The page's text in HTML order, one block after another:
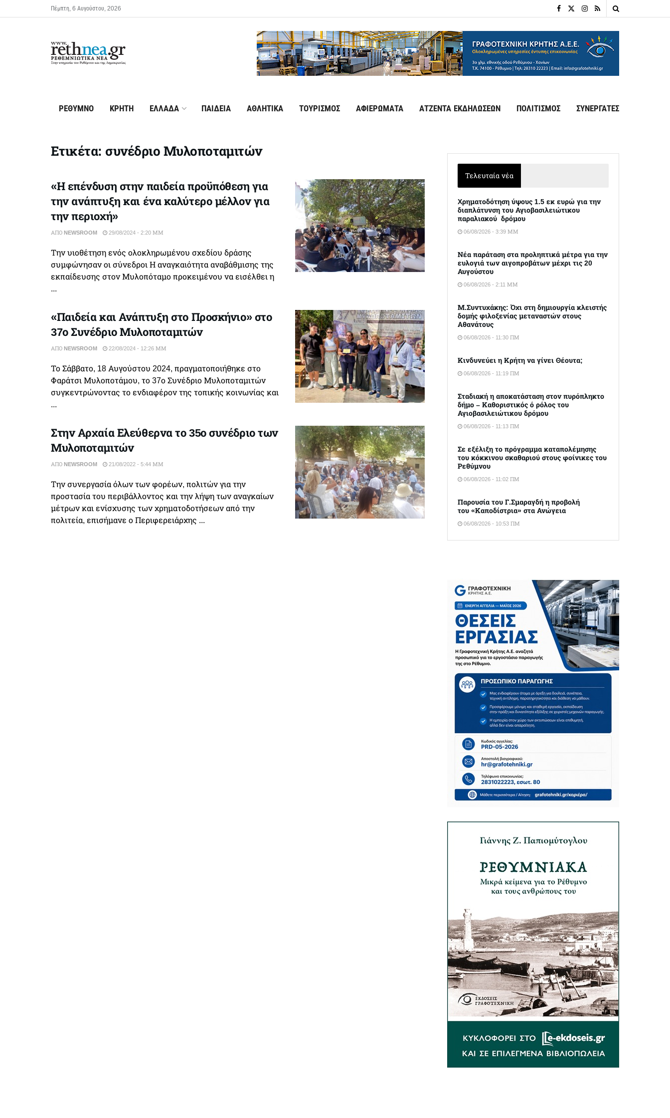
Πέμπτη, 6 Αυγούστου, 2026
ΡΕΘΥΜΝΟ ΚΡΗΤΗ ΕΛΛΑΔΑ ΠΑΙΔΕΙΑ ΑΘΛΗΤΙΚΑ ΤΟΥΡΙΣΜΟΣ ΑΦΙΕΡΩΜΑΤΑ ΑΤΖΕΝΤΑ ΕΚΔΗΛΩΣΕΩΝ ΠΟΛΙΤΙΣΜΟΣ ΣΥΝΕΡΓΑΤΕΣ
Ετικέτα: συνέδριο Μυλοποταμιτών
«Η επένδυση στην παιδεία προϋπόθεση για
την ανάπτυξη και ένα καλύτερο μέλλον για
την περιοχή»
ΑΠΌ NEWSROOM 29/08/2024 - 2:20 ΜΜ
Την υιοθέτηση ενός ολοκληρωμένου σχεδίου δράσης
συμφώνησαν οι σύνεδροι Η αναγκαιότητα αναβάθμισης της
εκπαίδευσης στον Μυλοπόταμο προκειμένου να εισέλθει η
...
«Παιδεία και Ανάπτυξη στο Προσκήνιο» στο
37ο Συνέδριο Μυλοποταμιτών
ΑΠΌ NEWSROOM 22/08/2024 - 12:26 ΜΜ
Το Σάββατο, 18 Αυγούστου 2024, πραγματοποιήθηκε στο
Φαράτσι Μυλοποτάμου, το 37ο Συνέδριο Μυλοποταμιτών
συγκεντρώνοντας το ενδιαφέρον της τοπικής κοινωνίας και
...
Στην Αρχαία Ελεύθερνα το 35ο συνέδριο των
Μυλοποταμιτών
ΑΠΌ NEWSROOM 21/08/2022 - 5:44 ΜΜ
Την συνεργασία όλων των φορέων, πολιτών για την
προστασία του περιβάλλοντος και την λήψη των αναγκαίων
μέτρων και ενίσχυσης των χρηματοδοτήσεων από την
πολιτεία, επισήμανε ο Περιφερειάρχης ...
Τελευταία νέα
Xρηματοδότηση ύψους 1.5 εκ ευρώ για την
διαπλάτυνση του Αγιοβασιλειώτικου
παραλιακού δρόμου
06/08/2026 - 3:39 ΜΜ
Νέα παράταση στα προληπτικά μέτρα για την
ευλογιά των αιγοπροβάτων μέχρι τις 20
Αυγούστου
06/08/2026 - 2:11 ΜΜ
Μ.Συντυχάκης: Όχι στη δημιουργία κλειστής
δομής φιλοξενίας μεταναστών στους
Αθανάτους
06/08/2026 - 11:30 ΠΜ
Κινδυνεύει η Κρήτη να γίνει Θέουτα;
06/08/2026 - 11:19 ΠΜ
Σταδιακή η αποκατάσταση στον πυρόπληκτο
δήμο – Καθοριστικός ό ρόλος του
Αγιοβασιλειώτικου δρόμου
06/08/2026 - 11:13 ΠΜ
Σε εξέλιξη το πρόγραμμα καταπολέμησης
του κόκκινου σκαθαριού στους φοίνικες του
Ρεθύμνου
06/08/2026 - 11:02 ΠΜ
Παρουσία του Γ.Σμαραγδή η προβολή
του «Καποδίστρια» στα Ανώγεια
06/08/2026 - 10:53 ΠΜ